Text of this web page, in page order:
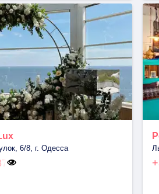
6/8, г. Одесса